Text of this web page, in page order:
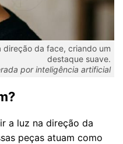
direção da face, criando um
destaque suave.
por inteligência artificial
a luz na direção da
peças atuam como